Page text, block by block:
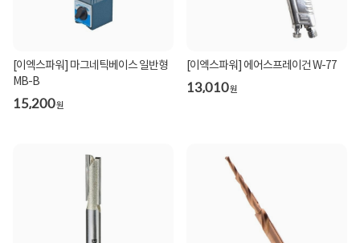
[이엑스파워] 마그네틱베이스 일반형
MB-B
15,200원
[이엑스파워] 에어스프레이건 W-77
13,010원